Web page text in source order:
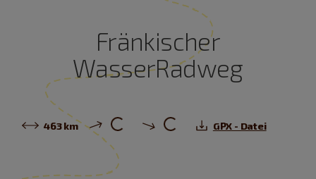
Fränkischer
WasserRadweg
463 km GPX - Datei